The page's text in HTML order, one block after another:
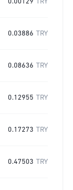
0.00129 TRY
0.03886 TRY
0.08636 TRY
0.12955 TRY
0.17273 TRY
0.47503 TRY